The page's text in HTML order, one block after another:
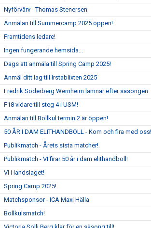
Nyförvärv - Thomas Stenersen
Anmälan till Summercamp 2025 öppen!
Framtidens ledare!
Ingen fungerande hemsida...
Dags att anmäla till Spring Camp 2025!
Anmäl ditt lag till Irstablixten 2025
Fredrik Söderberg Wernheim lämnar efter säsongen
F18 vidare till steg 4 i USM!
Anmälan till Bollkul termin 2 är öppen!
50 ÅR I DAM ELITHANDBOLL - Kom och fira med oss!
Publikmatch - Årets sista matcher!
Publikmatch - VI firar 50 år i dam elithandboll!
VI i landslaget!
Spring Camp 2025!
Matchsponsor - ICA Maxi Hälla
Bollkulsmatch!